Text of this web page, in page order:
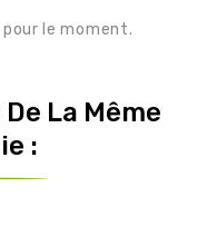
le moment.
La Même
: